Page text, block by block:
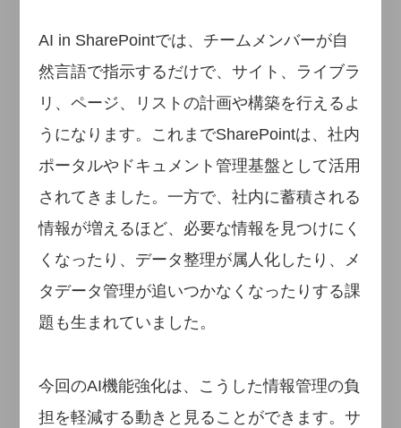
AI in SharePointでは、チームメンバーが自
然言語で指示するだけで、サイト、ライブラ
リ、ページ、リストの計画や構築を行えるよ
うになります。これまでSharePointは、社内
ポータルやドキュメント管理基盤として活用
されてきました。一方で、社内に蓄積される
情報が増えるほど、必要な情報を見つけにく
くなったり、データ整理が属人化したり、メ
タデータ管理が追いつかなくなったりする課
題も生まれていました。
今回のAI機能強化は、こうした情報管理の負
担を軽減する動きと見ることができます。サ